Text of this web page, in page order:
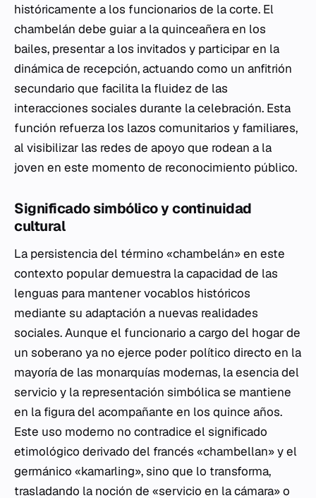
históricamente a los funcionarios de la corte. El
chambelán debe guiar a la quinceañera en los
bailes, presentar a los invitados y participar en la
dinámica de recepción, actuando como un anfitrión
secundario que facilita la fluidez de las
interacciones sociales durante la celebración. Esta
función refuerza los lazos comunitarios y familiares,
al visibilizar las redes de apoyo que rodean a la
joven en este momento de reconocimiento público.
Significado simbólico y continuidad
cultural
La persistencia del término «chambelán» en este
contexto popular demuestra la capacidad de las
lenguas para mantener vocablos históricos
mediante su adaptación a nuevas realidades
sociales. Aunque el funcionario a cargo del hogar de
un soberano ya no ejerce poder político directo en la
mayoría de las monarquías modernas, la esencia del
servicio y la representación simbólica se mantiene
en la figura del acompañante en los quince años.
Este uso moderno no contradice el significado
etimológico derivado del francés «chambellan» y el
germánico «kamarling», sino que lo transforma,
trasladando la noción de «servicio en la cámara» o